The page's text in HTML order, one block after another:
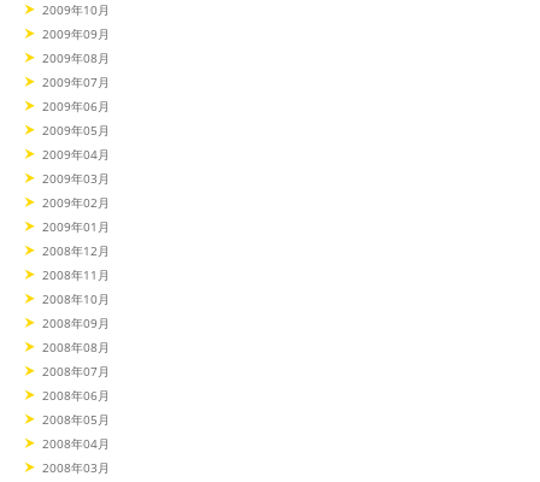
2009年10月
2009年09月
2009年08月
2009年07月
2009年06月
2009年05月
2009年04月
2009年03月
2009年02月
2009年01月
2008年12月
2008年11月
2008年10月
2008年09月
2008年08月
2008年07月
2008年06月
2008年05月
2008年04月
2008年03月